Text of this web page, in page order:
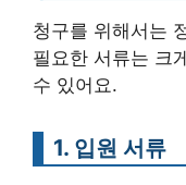
청구를 위해서는
필요한 서류는 크
수 있어요.
1. 입원 서류